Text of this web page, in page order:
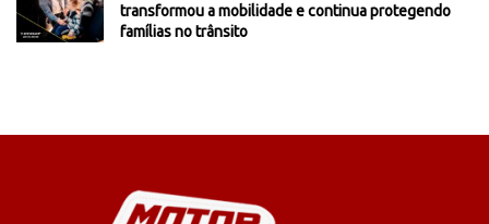
transformou a mobilidade e continua protegendo
famílias no trânsito